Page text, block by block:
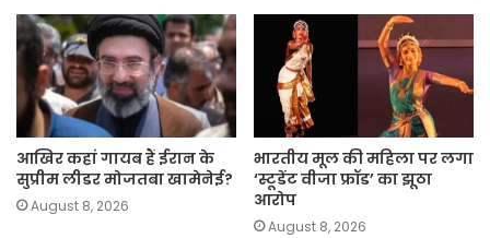
आखिर कहां गायब हैं ईरान के
सुप्रीम लीडर मोजतबा खामेनेई?
August 8, 2026
भारतीय मूल की महिला पर लगा
‘स्टूडेंट वीजा फ्रॉड’ का झूठा
आरोप
August 8, 2026